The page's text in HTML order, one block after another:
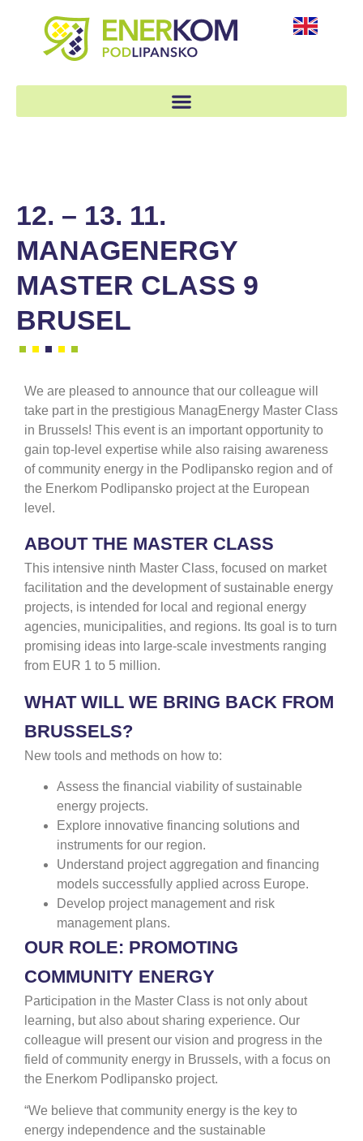
12. – 13. 11.
MANAGENERGY
MASTER CLASS 9
BRUSEL
We are pleased to announce that our colleague will
take part in the prestigious ManagEnergy Master Class
in Brussels! This event is an important opportunity to
gain top-level expertise while also raising awareness
of community energy in the Podlipansko region and of
the Enerkom Podlipansko project at the European
level.
ABOUT THE MASTER CLASS
This intensive ninth Master Class, focused on market
facilitation and the development of sustainable energy
projects, is intended for local and regional energy
agencies, municipalities, and regions. Its goal is to turn
promising ideas into large-scale investments ranging
from EUR 1 to 5 million.
WHAT WILL WE BRING BACK FROM
BRUSSELS?
New tools and methods on how to:
Assess the financial viability of sustainable
energy projects.
Explore innovative financing solutions and
instruments for our region.
Understand project aggregation and financing
models successfully applied across Europe.
Develop project management and risk
management plans.
OUR ROLE: PROMOTING
COMMUNITY ENERGY
Participation in the Master Class is not only about
learning, but also about sharing experience. Our
colleague will present our vision and progress in the
field of community energy in Brussels, with a focus on
the Enerkom Podlipansko project.
“We believe that community energy is the key to
energy independence and the sustainable